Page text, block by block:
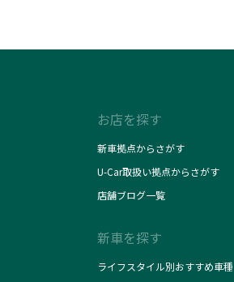
お店を探す
新車拠点からさがす
U-Car取扱い拠点からさがす
店舗ブログ一覧
新車を探す
ライフスタイル別おすすめ車種